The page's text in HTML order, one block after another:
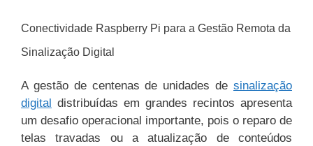
Conectividade Raspberry Pi para a Gestão Remota da
Sinalização Digital
A gestão de centenas de unidades de sinalização
digital distribuídas em grandes recintos apresenta
um desafio operacional importante, pois o reparo de
telas travadas ou a atualização de conteúdos